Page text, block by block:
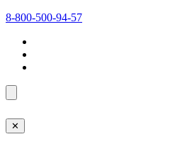
8-800-500-94-57
✕